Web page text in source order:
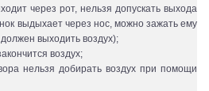
через рот, нельзя допускать выхода
выдыхает через нос, можно зажать ему
выходить воздух);
воздух;
нельзя добирать воздух при помощи